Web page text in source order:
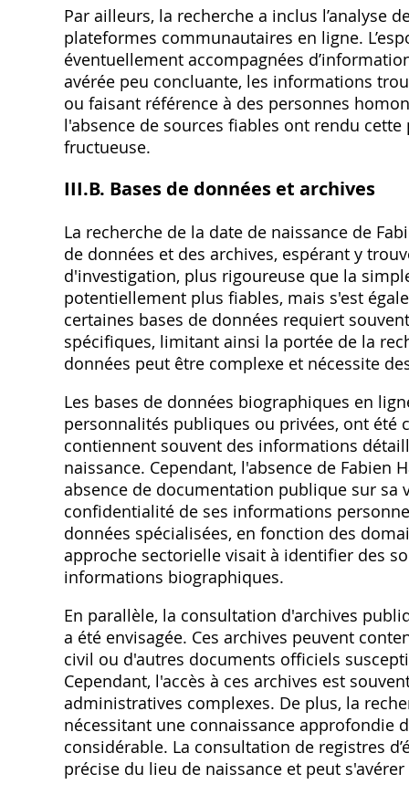
Par ailleurs‚ la recherche a inclus l’analyse
plateformes communautaires en ligne.
éventuellement accompagnées
avérée peu concluante‚ les informations
ou faisant référence à des personnes
l'absence de sources fiables ont rendu
fructueuse.
III.B. Bases de données et archives
La recherche de la date de naissance de
de données et des archives‚ espérant y
d'investigation‚ plus rigoureuse que la
potentiellement plus fiables‚ mais s'est
certaines bases de données requiert
spécifiques‚ limitant ainsi la portée de la
données peut être complexe et nécessite
Les bases de données biographiques en
personnalités publiques ou privées‚ ont été
contiennent souvent des informations
naissance. Cependant‚ l'absence de
absence de documentation publique sur sa
confidentialité de ses informations
données spécialisées‚ en fonction des
approche sectorielle visait à identifier des
informations biographiques.
En parallèle‚ la consultation d'archives
a été envisagée. Ces archives peuvent
civil ou d'autres documents officiels
Cependant‚ l'accès à ces archives est
administratives complexes. De plus‚ la
nécessitant une connaissance approfondie
considérable. La consultation de registres
précise du lieu de naissance et peut